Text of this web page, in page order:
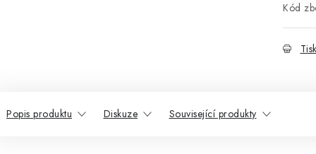
Kód
Tisk
Popis produktu Diskuze Související produkty